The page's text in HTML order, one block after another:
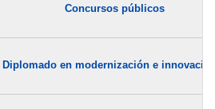
Concursos públicos
Diplomado en modernización e